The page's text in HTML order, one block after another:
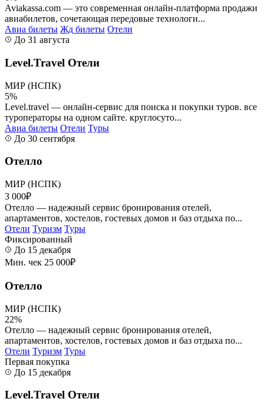
Aviakassa.com — это современная онлайн-платформа продажи
авиабилетов, сочетающая передовые технологи...
Авиа билеты Жд билеты Отели
До 31 августа
Level.Travel Отели
МИР (НСПК)
5%
Level.travel — онлайн-сервис для поиска и покупки туров. все
туроператоры на одном сайте. круглосуто...
Авиа билеты Отели Туры
До 30 сентября
Отелло
МИР (НСПК)
3 000₽
Отелло — надежный сервис бронирования отелей,
апартаментов, хостелов, гостевых домов и баз отдыха по...
Отели Туризм Туры
Фиксированный
До 15 декабря
Мин. чек 25 000₽
Отелло
МИР (НСПК)
22%
Отелло — надежный сервис бронирования отелей,
апартаментов, хостелов, гостевых домов и баз отдыха по...
Отели Туризм Туры
Первая покупка
До 15 декабря
Level.Travel Отели